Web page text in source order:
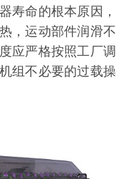
寿命的根本原因，
，运动部件润滑不
应严格按照工厂调
组不必要的过载操